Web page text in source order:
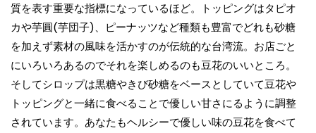
質を表す重要な指標になっているほど。トッピングはタピオ
カや芋圓(芋団子)、ピーナッツなど種類も豊富でどれも砂糖
を加えず素材の風味を活かすのが伝統的な台湾流。お店ごと
にいろいろあるのでそれを楽しめるのも豆花のいいところ。
そしてシロップは黒糖やきび砂糖をベースとしていて豆花や
トッピングと一緒に食べることで優しい甘さにるように調整
されています。あなたもヘルシーで優しい味の豆花を食べて